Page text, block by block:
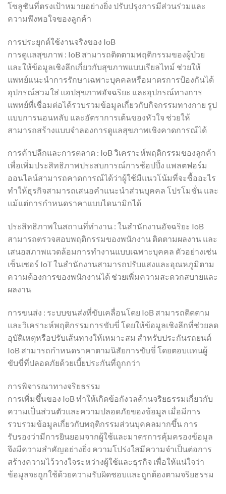
โซลูชันที่ตรงเป้าหมายอย่างยิ่ง ปรับปรุงการมีส่วนร่วมและ
ความพึงพอใจของลูกค้า
การประยุกต์ใช้งานจริงของ IoB
การดูแลสุขภาพ : IoB สามารถติดตามพฤติกรรมของผู้ป่วย
และให้ข้อมูลเชิงลึกเกี่ยวกับสุขภาพแบบเรียลไทม์ ช่วยให้
แพทย์แนะนำการรักษาเฉพาะบุคคลหรือมาตรการป้องกันได้
อุปกรณ์สวมใส่ แอปสุขภาพอัจฉริยะ และอุปกรณ์ทางการ
แพทย์ที่เชื่อมต่อได้รวบรวมข้อมูลเกี่ยวกับกิจกรรมทางกาย รูป
แบบการนอนหลับ และอัตราการเต้นของหัวใจ ช่วยให้
สามารถสร้างแบบจำลองการดูแลสุขภาพเชิงคาดการณ์ได้
การค้าปลีกและการตลาด : IoB วิเคราะห์พฤติกรรมของลูกค้า
เพื่อเพิ่มประสิทธิภาพประสบการณ์การช้อปปิ้ง แพลตฟอร์ม
ออนไลน์สามารถคาดการณ์ได้ว่าผู้ใช้มีแนวโน้มที่จะซื้ออะไร
ทำให้ธุรกิจสามารถเสนอคำแนะนำส่วนบุคคล โปรโมชั่น และ
แม้แต่การกำหนดราคาแบบไดนามิกได้
ประสิทธิภาพในสถานที่ทำงาน : ในสำนักงานอัจฉริยะ IoB
สามารถตรวจสอบพฤติกรรมของพนักงาน ติดตามผลงาน และ
เสนอสภาพแวดล้อมการทำงานแบบเฉพาะบุคคล ตัวอย่างเช่น
เซ็นเซอร์ IoT ในสำนักงานสามารถปรับแสงและอุณหภูมิตาม
ความต้องการของพนักงานได้ ช่วยเพิ่มความสะดวกสบายและ
ผลงาน
การขนส่ง : ระบบขนส่งที่ขับเคลื่อนโดย IoB สามารถติดตาม
และวิเคราะห์พฤติกรรมการขับขี่ โดยให้ข้อมูลเชิงลึกที่ช่วยลด
อุบัติเหตุหรือปรับเส้นทางให้เหมาะสม สำหรับประกันรถยนต์
IoB สามารถกำหนดราคาตามนิสัยการขับขี่ โดยตอบแทนผู้
ขับขี่ที่ปลอดภัยด้วยเบี้ยประกันที่ถูกกว่า
การพิจารณาทางจริยธรรม
การเพิ่มขึ้นของ IoB ทำให้เกิดข้อกังวลด้านจริยธรรมเกี่ยวกับ
ความเป็นส่วนตัวและความปลอดภัยของข้อมูล เมื่อมีการ
รวบรวมข้อมูลเกี่ยวกับพฤติกรรมส่วนบุคคลมากขึ้น การ
รับรองว่ามีการยินยอมจากผู้ใช้และมาตรการคุ้มครองข้อมูล
จึงมีความสำคัญอย่างยิ่ง ความโปร่งใสมีความจำเป็นต่อการ
สร้างความไว้วางใจระหว่างผู้ใช้และธุรกิจ เพื่อให้แน่ใจว่า
ข้อมูลจะถูกใช้ด้วยความรับผิดชอบและถูกต้องตามจริยธรรม